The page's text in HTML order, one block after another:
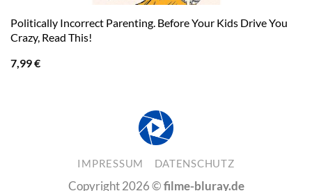
Politically Incorrect Parenting. Before Your Kids Drive You
Crazy, Read This!
7,99€
IMPRESSUM DATENSCHUTZ
Copyright 2026 ©filme-bluray.de